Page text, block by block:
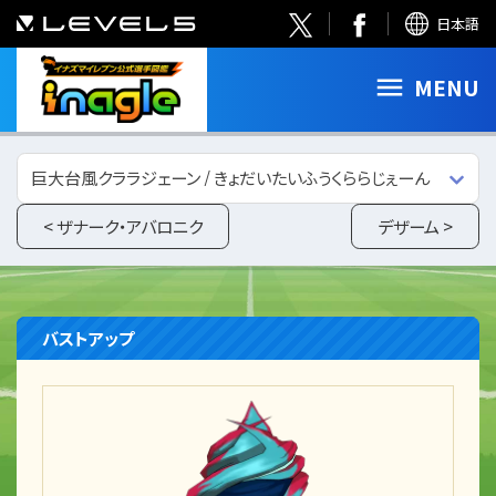
日本語
MENU
< ザナーク・アバロニク
巨大台風クララジェーン / きょだいたいふうくららじぇーん
デザーム >
バストアップ